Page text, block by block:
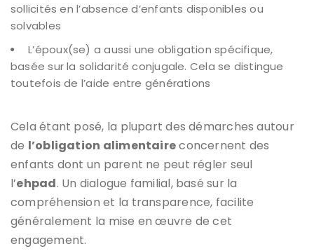
sollicités en l’absence d’enfants disponibles ou
solvables
L’époux(se) a aussi une obligation spécifique,
basée sur la solidarité conjugale. Cela se distingue
toutefois de l’aide entre générations
Cela étant posé, la plupart des démarches autour
de l’obligation alimentaireconcernent des
enfants dont un parent ne peut régler seul
l’ehpad. Un dialogue familial, basé sur la
compréhension et la transparence, facilite
généralement la mise en œuvre de cet
engagement.